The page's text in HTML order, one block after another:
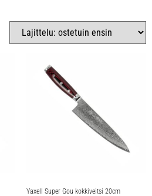
Yaxell Super Gou kokkiveitsi 20cm